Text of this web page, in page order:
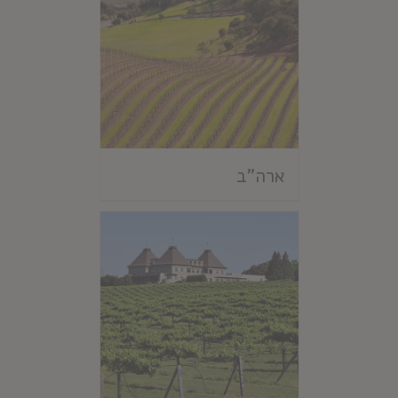
ארה"ב